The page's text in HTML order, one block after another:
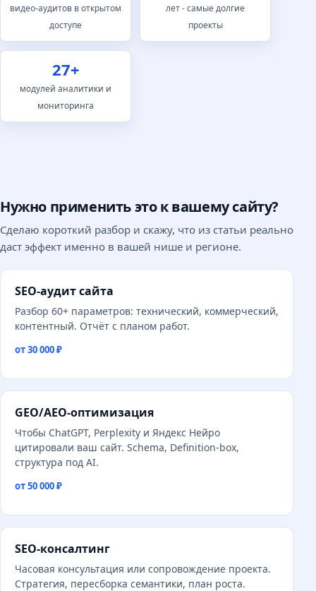
видео-аудитов в открытом
доступе
лет - самые долгие
проекты
27+
модулей аналитики и
мониторинга
Нужно применить это к вашему сайту?
Сделаю короткий разбор и скажу, что из статьи реально
даст эффект именно в вашей нише и регионе.
SEO-аудит сайта
Разбор 60+ параметров: технический, коммерческий,
контентный. Отчёт с планом работ.
от 30 000 ₽
GEO/AEO-оптимизация
Чтобы ChatGPT, Perplexity и Яндекс Нейро
цитировали ваш сайт. Schema, Definition-box,
структура под AI.
от 50 000 ₽
SEO-консалтинг
Часовая консультация или сопровождение проекта.
Стратегия, пересборка семантики, план роста.